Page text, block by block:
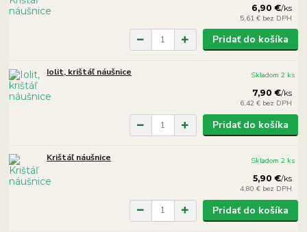
6,90 €/ks
5,61 € bez DPH
Pridať do košíka
Iolit, krištáľ náušnice
7,90 €/ks
6,42 € bez DPH
Skladom 2 ks
Pridať do košíka
Krištáľ náušnice
5,90 €/ks
4,80 € bez DPH
Skladom 2 ks
Pridať do košíka